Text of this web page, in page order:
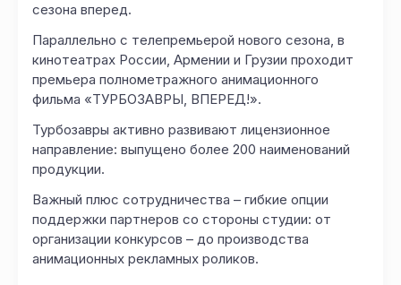
сезона вперед.
Параллельно с телепремьерой нового сезона, в
кинотеатрах России, Армении и Грузии проходит
премьера полнометражного анимационного
фильма «ТУРБОЗАВРЫ, ВПЕРЕД!».
Турбозавры активно развивают лицензионное
направление: выпущено более 200 наименований
продукции.
Важный плюс сотрудничества – гибкие опции
поддержки партнеров со стороны студии: от
организации конкурсов – до производства
анимационных рекламных роликов.